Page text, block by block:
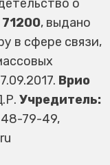
о
, выдано
в сфере связи,
Врио
Учредитель:
79-49,